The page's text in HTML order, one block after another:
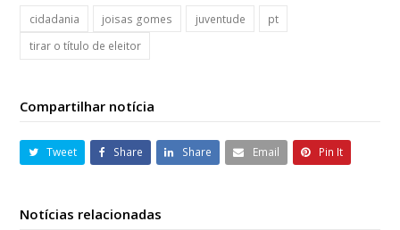
cidadania joisas gomes juventude
pt
tirar o título de eleitor
Compartilhar notícia
Tweet Share Share Email Pin It
Notícias relacionadas